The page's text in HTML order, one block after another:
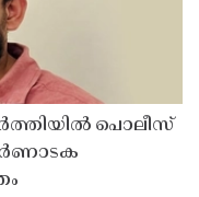
പൊലീസ്